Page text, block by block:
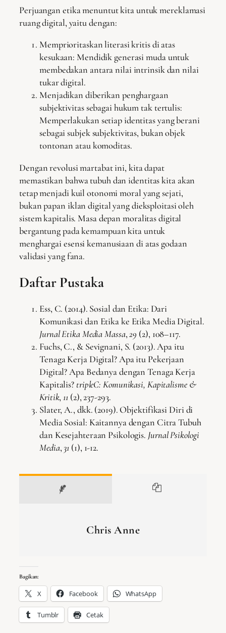
Perjuangan etika menuntut kita untuk mereklamasi
ruang digital, yaitu dengan:
Memprioritaskan literasi kritis di atas
kesukaan: Mendidik generasi muda untuk
membedakan antara nilai intrinsik dan nilai
tukar digital.
Menjadikan diberikan penghargaan
subjektivitas sebagai hukum tak tertulis:
Memperlakukan setiap identitas yang berani
sebagai subjek subjektivitas, bukan objek
tontonan atau komoditas.
Dengan revolusi martabat ini, kita dapat
memastikan bahwa tubuh dan identitas kita akan
tetap menjadi kuil otonomi moral yang sejati,
bukan papan iklan digital yang dieksploitasi oleh
sistem kapitalis. Masa depan moralitas digital
bergantung pada kemampuan kita untuk
menghargai esensi kemanusiaan di atas godaan
validasi yang fana.
Daftar Pustaka
Ess, C. (2014). Sosial dan Etika: Dari
Komunikasi dan Etika ke Etika Media Digital.
Jurnal Etika Media Massa,29 (2), 108–117.
Fuchs, C., & Sevignani, S. (2013). Apa itu
Tenaga Kerja Digital? Apa itu Pekerjaan
Digital? Apa Bedanya dengan Tenaga Kerja
Kapitalis? tripleC: Komunikasi, Kapitalisme &
Kritik,11 (2), 237-293.
Slater, A., dkk. (2019). Objektifikasi Diri di
Media Sosial: Kaitannya dengan Citra Tubuh
dan Kesejahteraan Psikologis. Jurnal Psikologi
Media, 31 (1), 1-12.
Chris Anne
Bagikan:
X Facebook WhatsApp
Tumblr Cetak